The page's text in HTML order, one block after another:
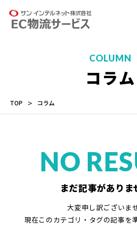
COLUMN
コラム
TOP コラム
NO
まだ記事がありま
大変申し訳ございま
現在このカテゴリ・タグの記事を